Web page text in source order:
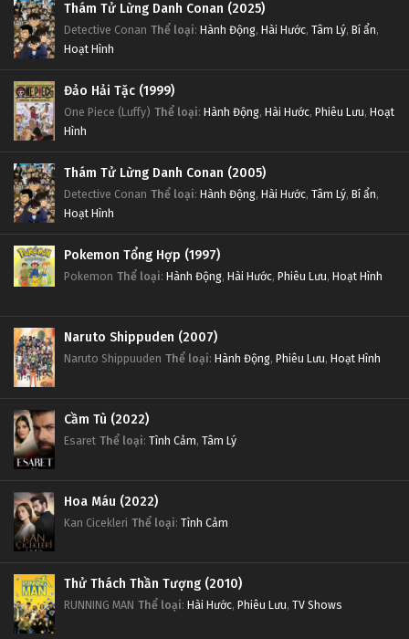
Thám Tử Lừng Danh Conan (2025)
Detective Conan Thể loại: Hành Động, Hài Hước, Tâm Lý, Bí ẩn,
Hoạt Hình
Đảo Hải Tặc (1999)
One Piece (Luffy) Thể loại: Hành Động, Hài Hước, Phiêu Lưu, Hoạt
Hình
Thám Tử Lừng Danh Conan (2005)
Detective Conan Thể loại: Hành Động, Hài Hước, Tâm Lý, Bí ẩn,
Hoạt Hình
Pokemon Tổng Hợp (1997)
Pokemon Thể loại: Hành Động, Hài Hước, Phiêu Lưu, Hoạt Hình
Naruto Shippuden (2007)
Naruto Shippuuden Thể loại: Hành Động, Phiêu Lưu, Hoạt Hình
Cầm Tù (2022)
Esaret Thể loại: Tình Cảm, Tâm Lý
Hoa Máu (2022)
Kan Cicekleri Thể loại: Tình Cảm
Thử Thách Thần Tượng (2010)
RUNNING MAN Thể loại: Hài Hước, Phiêu Lưu, TV Shows